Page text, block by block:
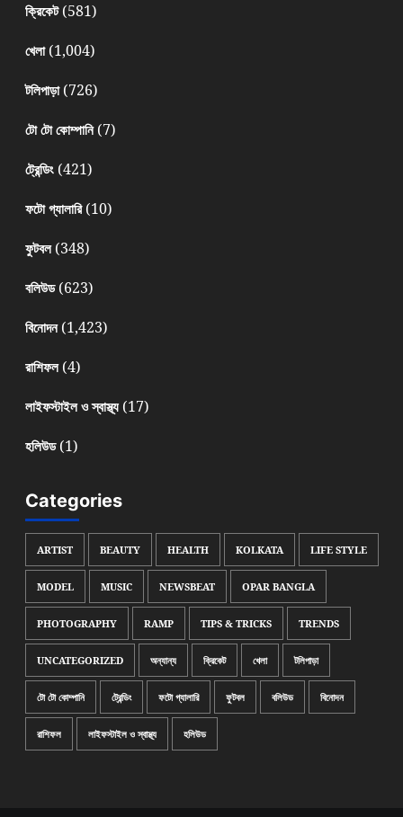
ক্রিকেট(581)
খেলা(1,004)
টলিপাড়া(726)
টো টো কোম্পানি(7)
ট্রেন্ডিং(421)
ফটো গ্যালারি(10)
ফুটবল(348)
বলিউড(623)
বিনোদন(1,423)
রাশিফল(4)
লাইফস্টাইল ও স্বাস্থ্য(17)
হলিউড(1)
Categories
ARTIST BEAUTY HEALTH KOLKATA LIFE STYLE
MODEL MUSIC NEWSBEAT OPAR BANGLA
PHOTOGRAPHY RAMP TIPS & TRICKS TRENDS
UNCATEGORIZED অন্যান্য ক্রিকেট খেলা টলিপাড়া
টো টো কোম্পানি ট্রেন্ডিং ফটো গ্যালারি ফুটবল বলিউড বিনোদন
রাশিফল লাইফস্টাইল ও স্বাস্থ্য হলিউড